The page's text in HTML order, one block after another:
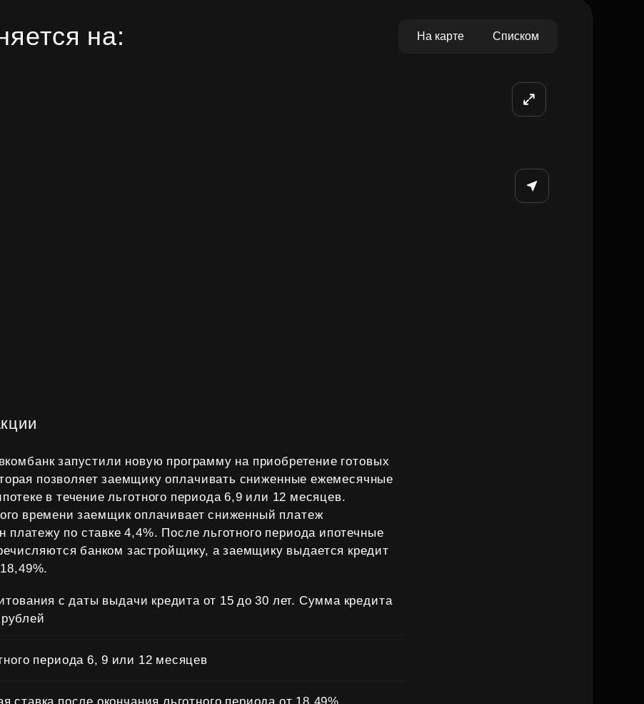
на: На карте Списком
запустили новую программу на приобретение готовых
позволяет заемщику оплачивать сниженные ежемесячные
в течение льготного периода 6,9 или 12 месяцев.
времени заемщик оплачивает сниженный платеж
платежу по ставке 4,4%. После льготного периода ипотечные
банком застройщику, а заемщику выдается кредит
с даты выдачи кредита от 15 до 30 лет. Сумма кредита
периода 6, 9 или 12 месяцев